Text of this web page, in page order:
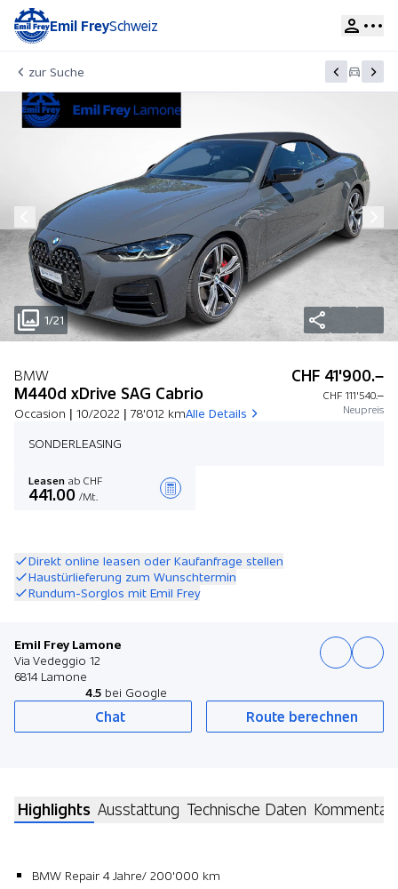
Emil FreySchweiz
zur Suche
1/21
BMW
M440d xDrive SAG Cabrio
Occasion | 10/2022 | 78'012 kmAlle Details
CHF 41'900.–
CHF 111'540.–
Neupreis
SONDERLEASING
Leasen ab CHF
441.00 /Mt.
Direkt online leasen oder Kaufanfrage stellen
Haustürlieferung zum Wunschtermin
Rundum-Sorglos mit Emil Frey
Emil Frey Lamone
Via Vedeggio 12
6814 Lamone
4.5 bei Google
Chat Route berechnen
Highlights Ausstattung Technische Daten Kommentar
BMW Repair 4 Jahre/ 200'000 km